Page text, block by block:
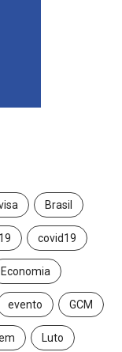
Brasil
covid19
Economia
evento GCM
Luto